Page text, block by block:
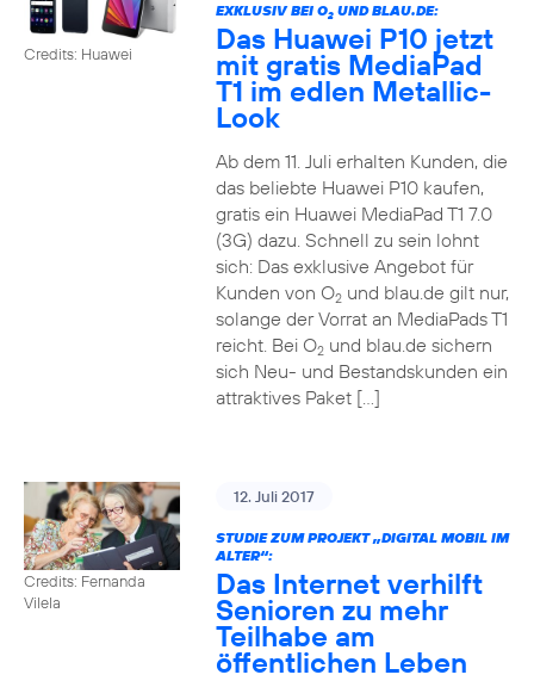
Credits: Huawei
EXKLUSIV BEI O2UND BLAU.DE:
Das Huawei P10 jetzt
mit gratis MediaPad
T1 im edlen Metallic-
Look
Ab dem 11. Juli erhalten Kunden, die
das beliebte Huawei P10 kaufen,
gratis ein Huawei MediaPad T1 7.0
(3G) dazu. Schnell zu sein lohnt
sich: Das exklusive Angebot für
Kunden von O2und blau.de gilt nur,
solange der Vorrat an MediaPads T1
reicht. Bei O2und blau.de sichern
sich Neu- und Bestandskunden ein
attraktives Paket […]
Credits: Fernanda
Vilela
12. Juli 2017
STUDIE ZUM PROJEKT „DIGITAL MOBIL IM
ALTER“:
Das Internet verhilft
Senioren zu mehr
Teilhabe am
öffentlichen Leben